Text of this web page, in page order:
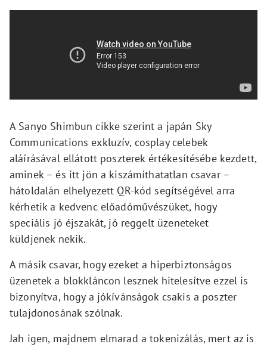
A Sanyo Shimbun cikke szerint a japán Sky
Communications exkluzív, cosplay celebek
aláírásával ellátott poszterek értékesítésébe kezdett,
aminek – és itt jön a kiszámíthatatlan csavar –
hátoldalán elhelyezett QR-kód segítségével arra
kérhetik a kedvenc előadóművészüket, hogy
speciális jó éjszakát, jó reggelt üzeneteket
küldjenek nekik.
A másik csavar, hogy ezeket a hiperbiztonságos
üzenetek a blokkláncon lesznek hitelesítve ezzel is
bizonyítva, hogy a jókívánságok csakis a poszter
tulajdonosának szólnak.
Jah igen, majdnem elmarad a tokenizálás, mert az is